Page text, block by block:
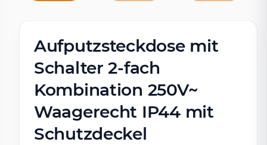
Aufputzsteckdose mit
Schalter 2-fach
Kombination 250V~
Waagerecht IP44 mit
Schutzdeckel